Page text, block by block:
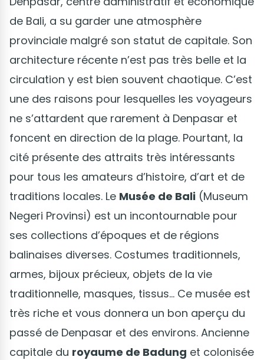
de Bali, a su garder une atmosphère
provinciale malgré son statut de capitale. Son
architecture récente n’est pas très belle et la
circulation y est bien souvent chaotique. C’est
une des raisons pour lesquelles les voyageurs
ne s’attardent que rarement à Denpasar et
foncent en direction de la plage. Pourtant, la
cité présente des attraits très intéressants
pour tous les amateurs d’histoire, d’art et de
traditions locales. Le Musée de Bali (Museum
Negeri Provinsi) est un incontournable pour
ses collections d’époques et de régions
balinaises diverses. Costumes traditionnels,
armes, bijoux précieux, objets de la vie
traditionnelle, masques, tissus… Ce musée est
très riche et vous donnera un bon aperçu du
passé de Denpasar et des environs. Ancienne
capitale du royaume de Badung et colonisée